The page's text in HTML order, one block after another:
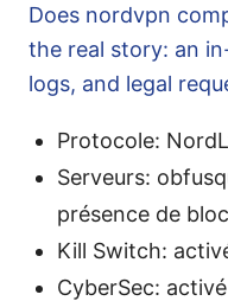
Does nordvpn
the real story: an
logs, and legal
Protocole:
Serveurs:
présence de
Kill Switch:
CyberSec: activé